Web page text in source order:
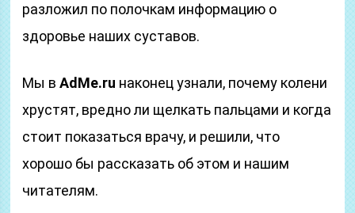
разложил по полочкам информацию о
здоровье наших суставов.
Мы вAdMe.ru наконец узнали, почему колени
хрустят, вредно ли щелкать пальцами и когда
стоит показаться врачу, и решили, что
хорошо бы рассказать об этом и нашим
читателям.